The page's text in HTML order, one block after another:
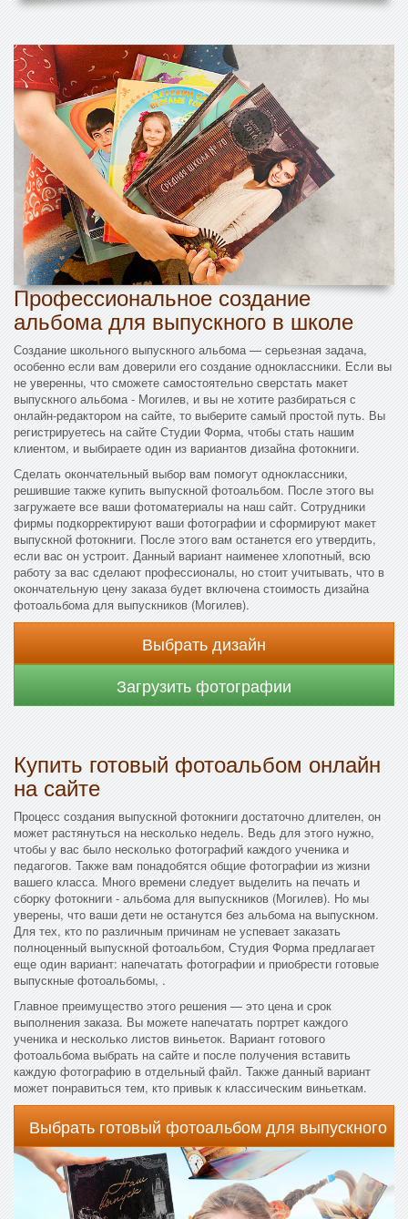
Профессиональное создание
альбома для выпускного в школе
Создание школьного выпускного альбома — серьезная задача,
особенно если вам доверили его создание одноклассники. Если вы
не уверенны, что сможете самостоятельно сверстать макет
выпускного альбома - Могилев, и вы не хотите разбираться с
онлайн-редактором на сайте, то выберите самый простой путь. Вы
регистрируетесь на сайте Студии Форма, чтобы стать нашим
клиентом, и выбираете один из вариантов дизайна фотокниги.
Сделать окончательный выбор вам помогут одноклассники,
решившие также купить выпускной фотоальбом. После этого вы
загружаете все ваши фотоматериалы на наш сайт. Сотрудники
фирмы подкорректируют ваши фотографии и сформируют макет
выпускной фотокниги. После этого вам останется его утвердить,
если вас он устроит. Данный вариант наименее хлопотный, всю
работу за вас сделают профессионалы, но стоит учитывать, что в
окончательную цену заказа будет включена стоимость дизайна
фотоальбома для выпускников (Могилев).
Выбрать дизайн
Загрузить фотографии
Купить готовый фотоальбом онлайн
на сайте
Процесс создания выпускной фотокниги достаточно длителен, он
может растянуться на несколько недель. Ведь для этого нужно,
чтобы у вас было несколько фотографий каждого ученика и
педагогов. Также вам понадобятся общие фотографии из жизни
вашего класса. Много времени следует выделить на печать и
сборку фотокниги - альбома для выпускников (Могилев). Но мы
уверены, что ваши дети не останутся без альбома на выпускном.
Для тех, кто по различным причинам не успевает заказать
полноценный выпускной фотоальбом, Студия Форма предлагает
еще один вариант: напечатать фотографии и приобрести готовые
выпускные фотоальбомы, .
Главное преимущество этого решения — это цена и срок
выполнения заказа. Вы можете напечатать портрет каждого
ученика и несколько листов виньеток. Вариант готового
фотоальбома выбрать на сайте и после получения вставить
каждую фотографию в отдельный файл. Также данный вариант
может понравиться тем, кто привык к классическим виньеткам.
Выбрать готовый фотоальбом для выпускного